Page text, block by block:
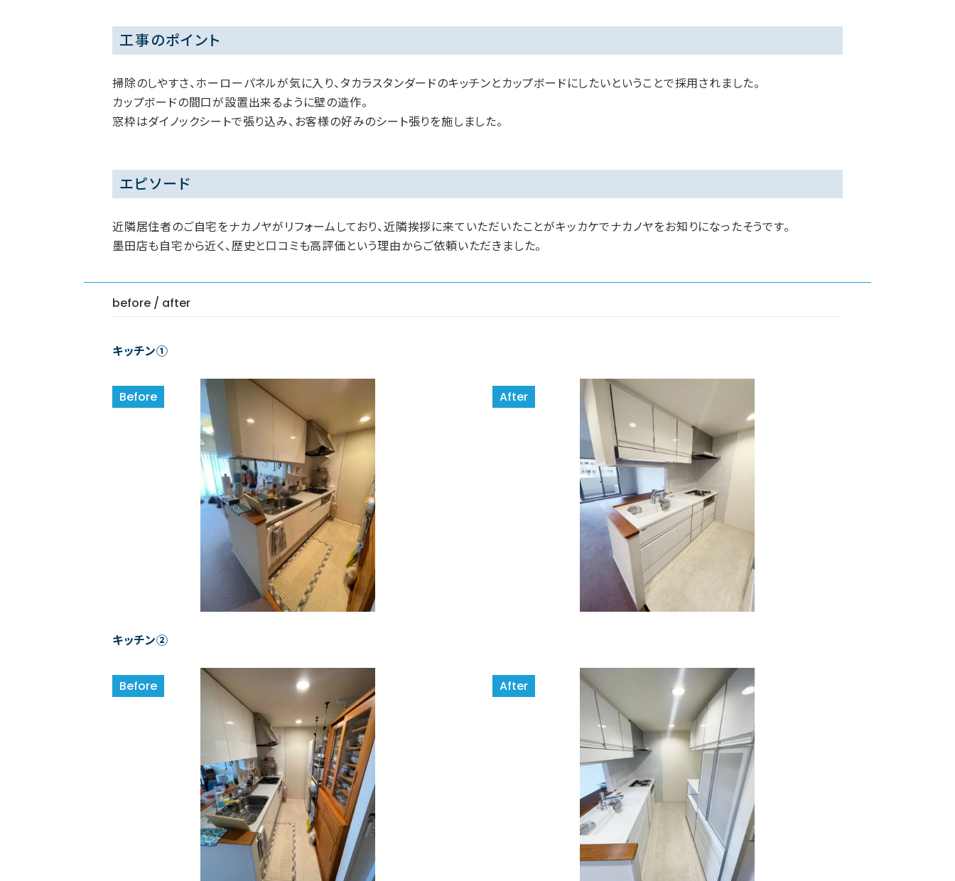
工事のポイント
掃除のしやすさ、ホーローパネルが気に入り、タカラスタンダードのキッチンとカップボードにしたいということで採用されました。
カップボードの間口が設置出来るように壁の造作。
窓枠はダイノックシートで張り込み、お客様の好みのシート張りを施しました。
エピソード
近隣居住者のご自宅をナカノヤがリフォームしており、近隣挨拶に来ていただいたことがキッカケでナカノヤをお知りになったそうです。
墨田店も自宅から近く、歴史と口コミも高評価という理由からご依頼いただきました。
before / after
キッチン①
キッチン②